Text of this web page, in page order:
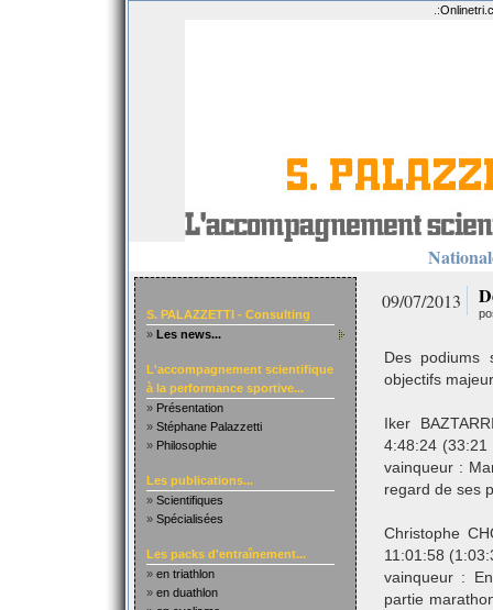
.:
S. PALAZZETTI - Consulting
» Les news...
L'accompagnement scientifique
à la performance sportive...
» Présentation
» Stéphane Palazzetti
» Philosophie
Les publications...
» Scientifiques
» Spécialisées
Les packs d'entraînement...
» en triathlon
» en duathlon
09/07/2013
Des
objectifs
Iker
4:48:24
vainqueur :
regard de ses
Christophe
11:01:58
vainqueur :
partie